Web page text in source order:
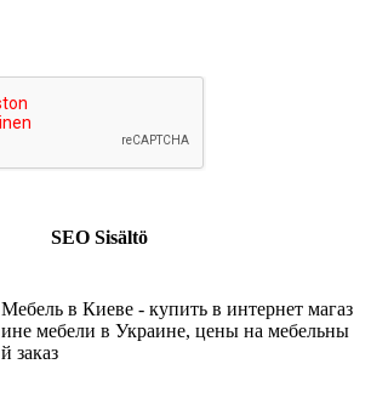
SEO Sisältö
Мебель в Киеве - купить в интернет магаз
ине мебели в Украине, цены на мебельны
й заказ